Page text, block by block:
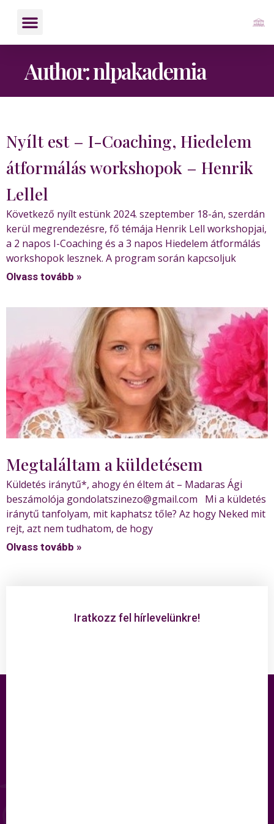
Author:nlpakademia
Nyílt est – I-Coaching, Hiedelem
átformálás workshopok – Henrik
Lellel
Következő nyílt estünk 2024. szeptember 18-án, szerdán
kerül megrendezésre, fő témája Henrik Lell workshopjai,
a 2 napos I-Coaching és a 3 napos Hiedelem átformálás
workshopok lesznek. A program során kapcsoljuk
Olvass tovább »
Megtaláltam a küldetésem
Küldetés iránytű*, ahogy én éltem át – Madaras Ági
beszámolója gondolatszinezo@gmail.com Mi a küldetés
iránytű tanfolyam, mit kaphatsz tőle? Az hogy Neked mit
rejt, azt nem tudhatom, de hogy
Olvass tovább »
Iratkozz fel hírlevelünkre!